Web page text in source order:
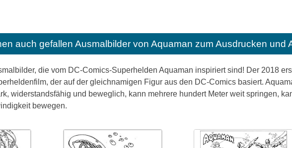
auch gefallen Ausmalbilder von Aquaman zum Ausdrucken und
die vom DC-Comics-Superhelden Aquaman inspiriert sind! Der 2018
der auf der gleichnamigen Figur aus den DC-Comics basiert.
widerstandsfähig und beweglich, kann mehrere hundert Meter weit springen,
bewegen.